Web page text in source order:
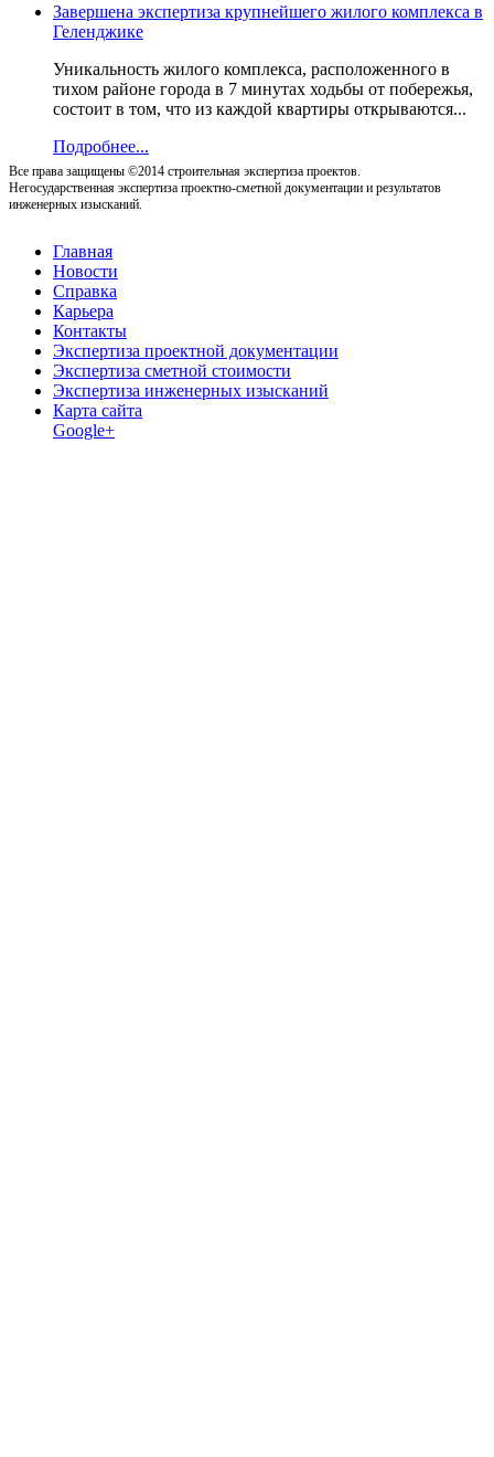
Завершена экспертиза крупнейшего жилого комплекса в
Геленджике
Уникальность жилого комплекса, расположенного в
тихом районе города в 7 минутах ходьбы от побережья,
состоит в том, что из каждой квартиры открываются...
Подробнее...
Все права защищены ©2014 строительная экспертиза проектов.
Негосударственная экспертиза проектно-сметной документации и результатов
инженерных изысканий.
Главная
Новости
Справка
Карьера
Контакты
Экспертиза проектной документации
Экспертиза сметной стоимости
Экспертиза инженерных изысканий
Карта сайта
Google+